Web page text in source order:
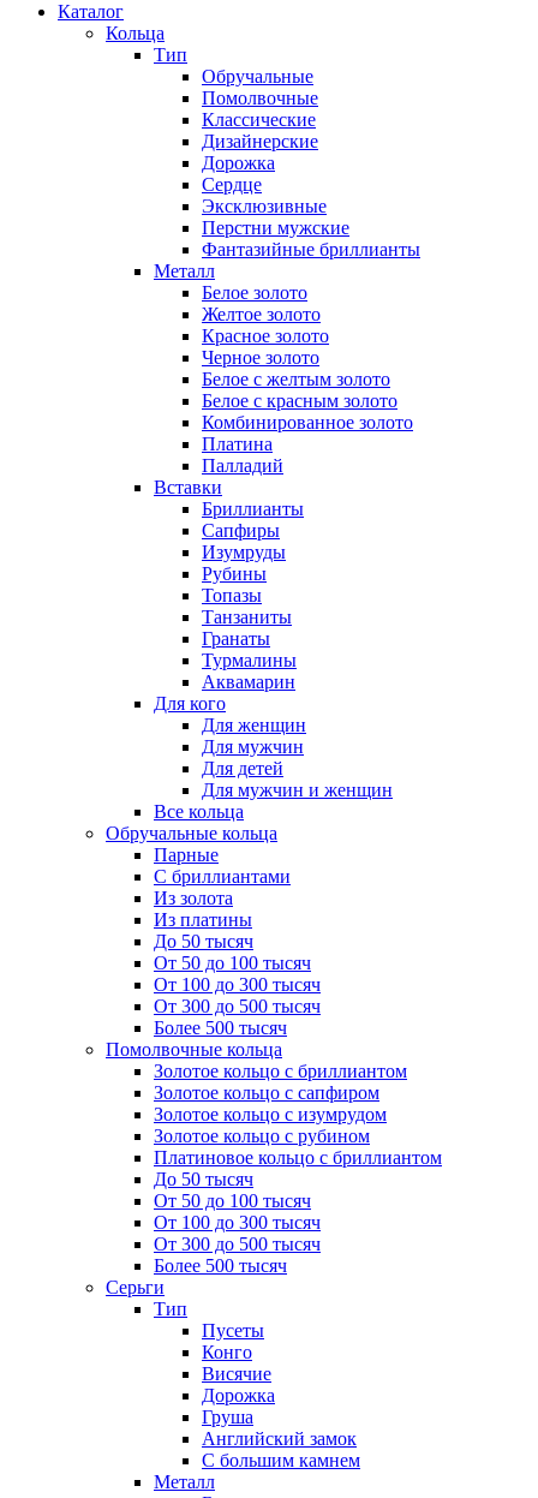
Каталог
Кольца
Тип
Обручальные
Помолвочные
Классические
Дизайнерские
Дорожка
Сердце
Эксклюзивные
Перстни мужские
Фантазийные бриллианты
Металл
Белое золото
Желтое золото
Красное золото
Черное золото
Белое с желтым золото
Белое с красным золото
Комбинированное золото
Платина
Палладий
Вставки
Бриллианты
Сапфиры
Изумруды
Рубины
Топазы
Танзаниты
Гранаты
Турмалины
Аквамарин
Для кого
Для женщин
Для мужчин
Для детей
Для мужчин и женщин
Все кольца
Обручальные кольца
Парные
С бриллиантами
Из золота
Из платины
До 50 тысяч
От 50 до 100 тысяч
От 100 до 300 тысяч
От 300 до 500 тысяч
Более 500 тысяч
Помолвочные кольца
Золотое кольцо с бриллиантом
Золотое кольцо с сапфиром
Золотое кольцо с изумрудом
Золотое кольцо с рубином
Платиновое кольцо с бриллиантом
До 50 тысяч
От 50 до 100 тысяч
От 100 до 300 тысяч
От 300 до 500 тысяч
Более 500 тысяч
Серьги
Тип
Пусеты
Конго
Висячие
Дорожка
Груша
Английский замок
С большим камнем
Металл